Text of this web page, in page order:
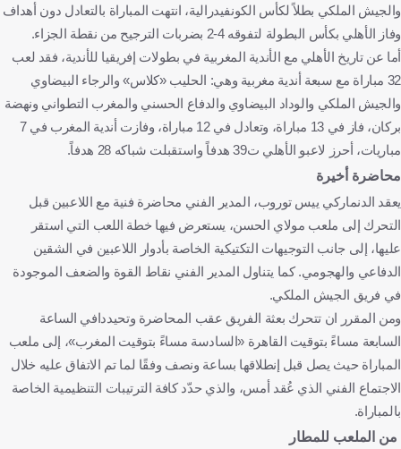
والجيش الملكي بطلاً لكأس الكونفيدرالية، انتهت المباراة بالتعادل دون أهداف
وفاز الأهلي بكأس البطولة لتفوقه 4-2 بضربات الترجيح من نقطة الجزاء.
أما عن تاريخ الأهلي مع الأندية المغربية في بطولات إفريقيا للأندية، فقد لعب
32 مباراة مع سبعة أندية مغربية وهي: الحليب «كلاس» والرجاء البيضاوي
والجيش الملكي والوداد البيضاوي والدفاع الحسني والمغرب التطواني ونهضة
بركان، فاز في 13 مباراة، وتعادل في 12 مباراة، وفازت أندية المغرب في 7
مباريات، أحرز لاعبو الأهلي ت39 هدفاً واستقبلت شباكه 28 هدفاً.
محاضرة أخيرة
يعقد الدنماركي ييس توروب، المدير الفني محاضرة فنية مع اللاعبين قبل
التحرك إلى ملعب مولاي الحسن، يستعرض فيها خطة اللعب التي استقر
عليها، إلى جانب التوجيهات التكتيكية الخاصة بأدوار اللاعبين في الشقين
الدفاعي والهجومي. كما يتناول المدير الفني نقاط القوة والضعف الموجودة
في فريق الجيش الملكي.
ومن المقرر ان تتحرك بعثة الفريق عقب المحاضرة وتحيددافي الساعة
السابعة مساءً بتوقيت القاهرة «السادسة مساءً بتوقيت المغرب»، إلى ملعب
المباراة حيث يصل قبل إنطلاقها بساعة ونصف وفقًا لما تم الاتفاق عليه خلال
الاجتماع الفني الذي عُقد أمس، والذي حدّد كافة الترتيبات التنظيمية الخاصة
بالمباراة.
من الملعب للمطار